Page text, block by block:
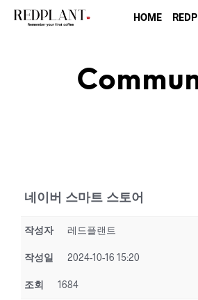
HOME
네이버 스마트 스토어
작성자 레드플랜트
작성일 2024-10-16 15:20
조회 1684